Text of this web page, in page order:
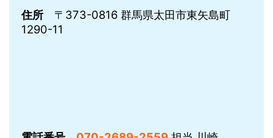
住所 〒373-0816 群馬県太田市東矢島町
1290-11